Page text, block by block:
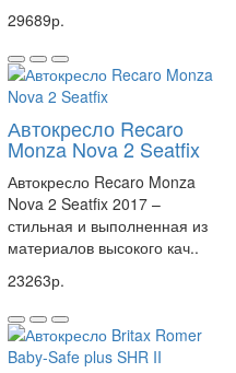
29689р.
Автокресло Recaro
Monza Nova 2 Seatfix
Автокресло Recaro Monza
Nova 2 Seatfix 2017 –
стильная и выполненная из
материалов высокого кач..
23263р.